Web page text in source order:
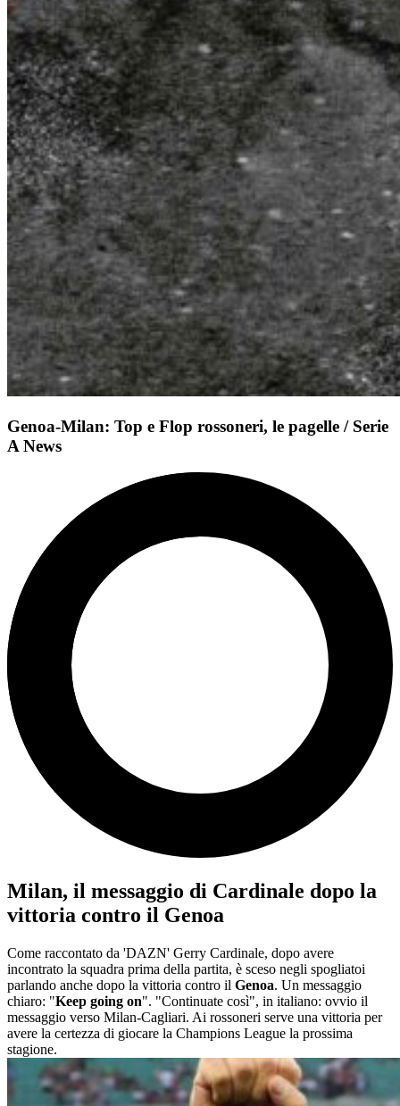
Genoa-Milan: Top e Flop rossoneri, le pagelle / Serie
A News
Milan, il messaggio di Cardinale dopo la
vittoria contro il Genoa
Come raccontato da 'DAZN' Gerry Cardinale, dopo avere
incontrato la squadra prima della partita, è sceso negli spogliatoi
parlando anche dopo la vittoria contro il Genoa. Un messaggio
chiaro: "Keep going on". "Continuate così", in italiano: ovvio il
messaggio verso Milan-Cagliari. Ai rossoneri serve una vittoria per
avere la certezza di giocare la Champions League la prossima
stagione.